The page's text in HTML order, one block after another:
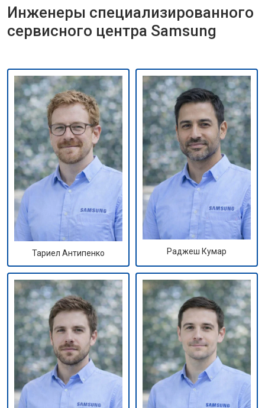
Инженеры специализированного
сервисного центра Samsung
Тариел Антипенко Раджеш Кумар